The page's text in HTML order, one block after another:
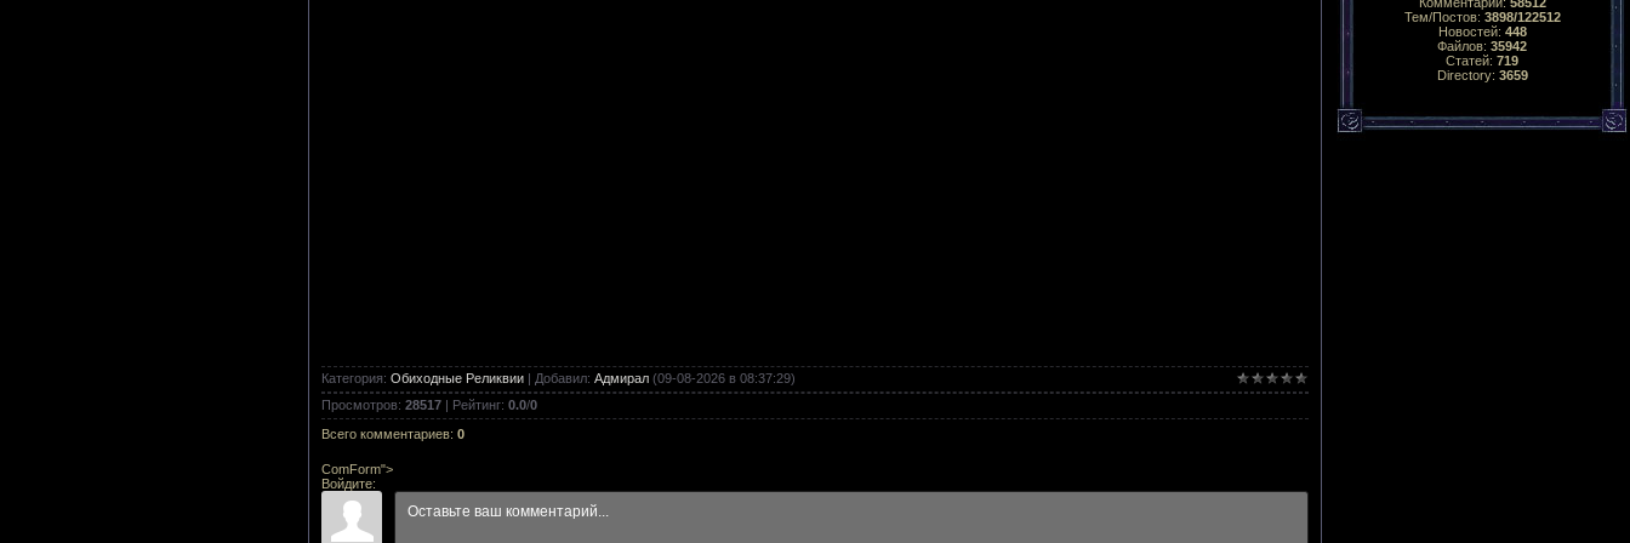
Категория: Обиходные Реликвии | Добавил: Адмирал (09-08-2026 в 08:37:29)
Просмотров: 28517 | Рейтинг: 0.0/0
Всего комментариев: 0
ComForm">
Войдите:
Тем/Постов: 3898/122512
Новостей: 448
Файлов: 35942
Статей: 719
Directory: 3659